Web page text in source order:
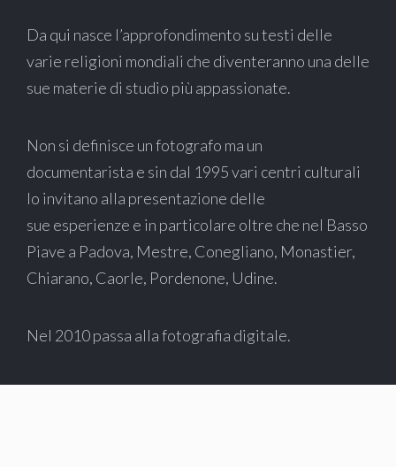
Da qui nasce l’approfondimento su testi delle
varie religioni mondiali che diventeranno una delle
sue materie di studio più appassionate.
Non si definisce un fotografo ma un
documentarista e sin dal 1995 vari centri culturali
lo invitano alla presentazione delle
sue esperienze e in particolare oltre che nel Basso
Piave a Padova, Mestre, Conegliano, Monastier,
Chiarano, Caorle, Pordenone, Udine.
Nel 2010 passa alla fotografia digitale.